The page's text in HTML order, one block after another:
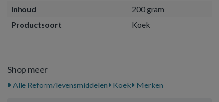
inhoud
200 gram
Productsoort
Koek
Shop meer
Alle Reform/levensmiddelen Koek Merken